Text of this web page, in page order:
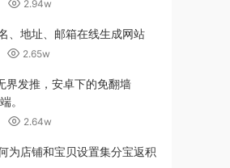
2.94w
、地址、邮箱在线生成网站
2.65w
界发推，安卓下的免翻墙
。
2.64w
为店铺和宝贝设置集分宝返积